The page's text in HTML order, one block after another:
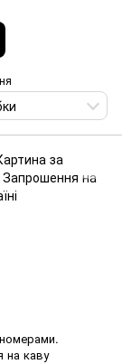
на каву